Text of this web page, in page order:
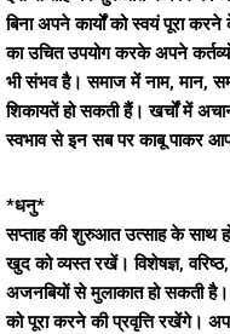
बिना अपने कार्यों को स्वयं पूरा
का उचित उपयोग करके अपने
भी संभव है। समाज में नाम, मान,
शिकायतें हो सकती हैं। खर्चों में
स्वभाव से इन सब पर काबू पाकर
*धनु*
सप्ताह की शुरुआत उत्साह के साथ
खुद को व्यस्त रखें। विशेषज्ञ,
अजनबियों से मुलाकात हो सकती
को पूरा करने की प्रवृत्ति रखेंगे।